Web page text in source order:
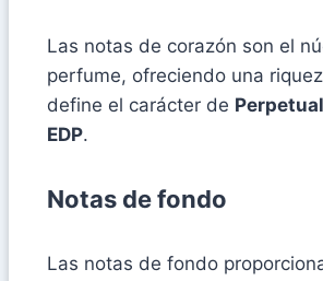
Las notas de corazón son el
perfume, ofreciendo una
define el carácter de
EDP.
Notas de fondo
Las notas de fondo